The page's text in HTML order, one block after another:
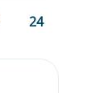
24